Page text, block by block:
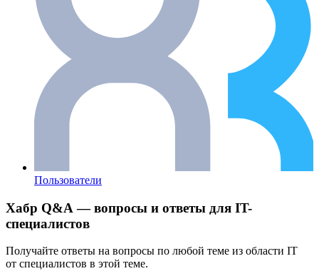
Пользователи
Хабр Q&A — вопросы и ответы для IT-
специалистов
Получайте ответы на вопросы по любой теме из области IT
от специалистов в этой теме.